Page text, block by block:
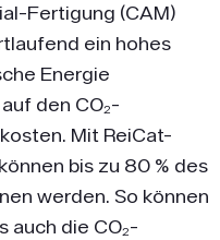
Fertigung (CAM)
ein hohes
Energie
den CO₂-
Mit ReiCat-
bis zu 80 % des
werden. So können
auch die CO₂-